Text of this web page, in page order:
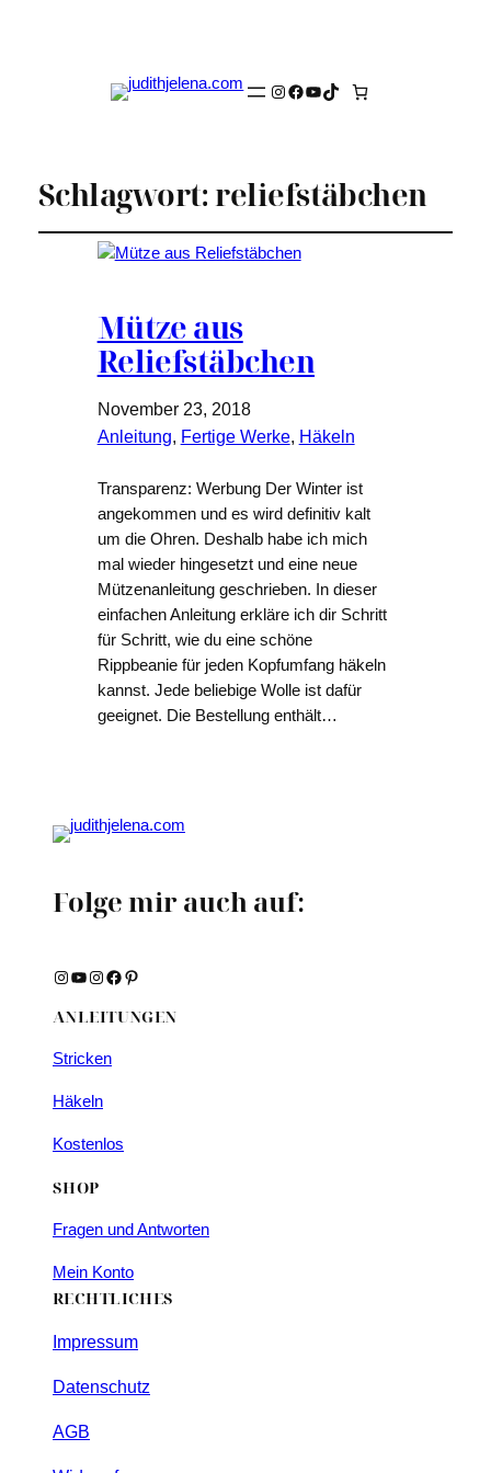
Instagram
Facebook
YouTube
TikTok
Schlagwort:reliefstäbchen
Mütze aus
Reliefstäbchen
November 23, 2018
Anleitung, Fertige Werke, Häkeln
Transparenz: Werbung Der Winter ist
angekommen und es wird definitiv kalt
um die Ohren. Deshalb habe ich mich
mal wieder hingesetzt und eine neue
Mützenanleitung geschrieben. In dieser
einfachen Anleitung erkläre ich dir Schritt
für Schritt, wie du eine schöne
Rippbeanie für jeden Kopfumfang häkeln
kannst. Jede beliebige Wolle ist dafür
geeignet. Die Bestellung enthält…
Folge mir auch auf:
Instagram YouTube Instagram Facebook Pinterest
ANLEITUNGEN
Stricken
Häkeln
Kostenlos
SHOP
Fragen und Antworten
Mein Konto
RECHTLICHES
Impressum
Datenschutz
AGB